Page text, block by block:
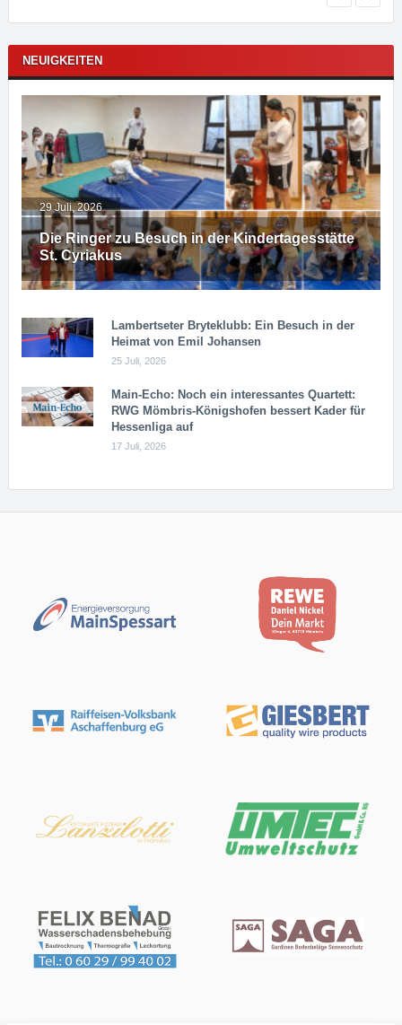
NEUIGKEITEN
Die Ringer zu Besuch in der Kindertagesstätte
St. Cyriakus
29 Juli, 2026
Lambertseter Bryteklubb: Ein Besuch in der
Heimat von Emil Johansen
25 Juli, 2026
Main-Echo: Noch ein in­ter­es­san­tes Quar­tett:
RWG Möm­b­ris-Kö­n­igs­ho­fen bessert Kader für
Hessenliga auf
17 Juli, 2026